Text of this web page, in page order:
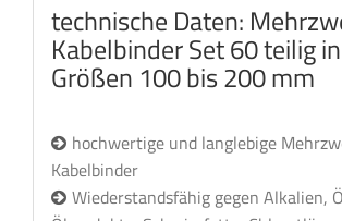
technische Daten:
Kabelbinder Set 60 teilig
Größen 100 bis 200 mm
hochwertige und langlebige
Kabelbinder
Wiederstandsfähig gegen Alkalien,